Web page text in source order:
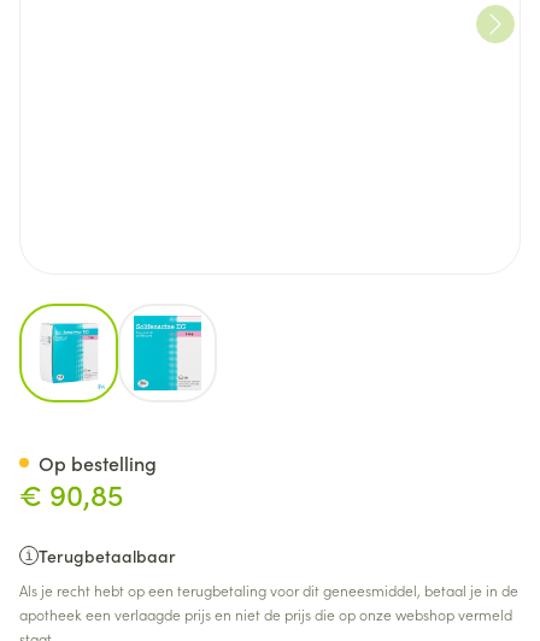
View larger imageView larger image
€ 90,85
Terugbetaalbaar
Als je recht hebt op een terugbetaling voor dit geneesmiddel, betaal je in de
apotheek een verlaagde prijs en niet de prijs die op onze webshop vermeld
Op bestelling